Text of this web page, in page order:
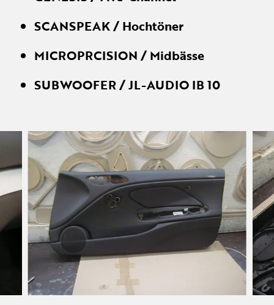
SCANSPEAK / Hochtöner
MICROPRCISION / Midbässe
SUBWOOFER / JL-AUDIO IB 10